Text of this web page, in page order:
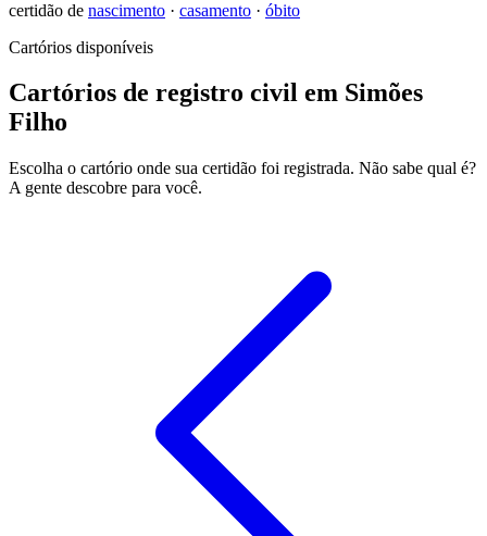
certidão de nascimento · casamento · óbito
Cartórios disponíveis
Cartórios de registro civil em Simões
Filho
Escolha o cartório onde sua certidão foi registrada. Não sabe qual é?
A gente descobre para você.